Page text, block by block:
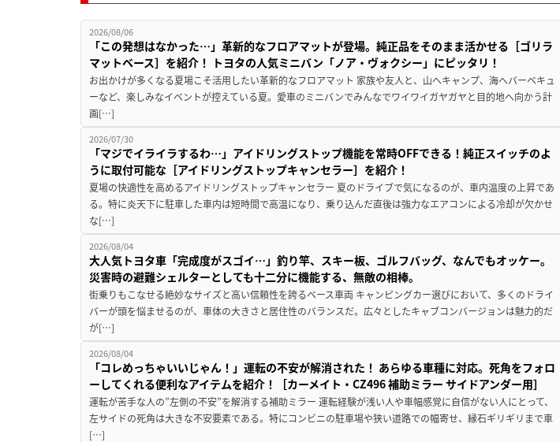
2026/08/06
「この発想はなかった…」革新的なフロアマットが登場。純正品をそのまま活かせる［ゴリラ
マットベース］を紹介！ トヨタの人気ミニバン「ノア・ヴォクシー」にピッタリ！
お出かけが多くなる夏場こそ活用したい革新的なフロアマット 家族や友人と、山へキャンプ、海へバーベキュ
ーなど、楽しみなイベントが控えている夏。愛車のミニバンでみんなでワイワイガヤガヤと目的地へ向かう計
画[…]
2026/07/30
「マジでイライラするわ…」アイドリングストップ機能を常時OFFできる！純正スイッチのよ
うに取付可能な［アイドリングストップキャンセラー］を紹介！
夏場の快適性を高めるアイドリングストップキャンセラー 夏のドライブで気になるのが、車内温度の上昇であ
る。特に炎天下に駐車した車内は短時間で高温になり、乗り込んだ直後は強力なエアコンによる冷却が欠かせ
な[…]
2026/08/04
大人気トヨタ車「完成度がスゴイ…」釣り竿、スキー板、ゴルフバッグ、なんでもオッケー。
災害時の避難シェルターとしても十二分に機能する、無敵の相棒。
街乗りもこなせる絶妙なサイズと高い信頼性を誇るベース車両 キャンピングカー選びにおいて、多くのドライ
バーが頭を悩ませるのが、車体の大きさと居住性のバランスだ。広々としたキャブコンバージョンは魅力的だ
が[…]
2026/08/04
「コレめっちゃいいじゃん！」運転の不安が解消された！ あらゆる車種に対応。死角をフォロ
ーしてくれる便利なアイテムを紹介！［カーメイト・CZ496 補助ミラー サイドアンダー用］
運転が苦手な人の”左側の不安”を解消する補助ミラー 運転経験が浅い人や車幅感覚に自信がない人にとって、
左サイドの死角は大きな不安要素である。特にコンビニの駐車場や狭い道路での幅寄せ、縁石ギリギリまで車
[…]